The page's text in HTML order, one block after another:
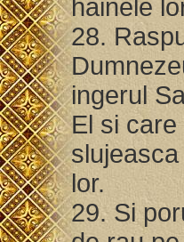
hainele
28.
ingerul
El si
lor.
29. Si